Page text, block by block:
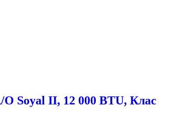
Soyal II, 12 000 BTU, Клас